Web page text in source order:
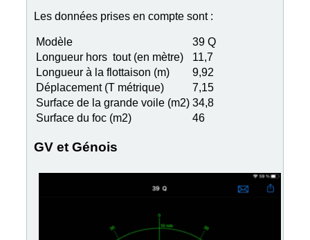
Les données prises en compte sont :
Modèle
39 Q
Longueur hors tout (en mètre)
11,7
Longueur à la flottaison (m)
9,92
Déplacement (T métrique)
7,15
Surface de la grande voile (m2) 34,8
Surface du foc (m2)
46
GV et Génois